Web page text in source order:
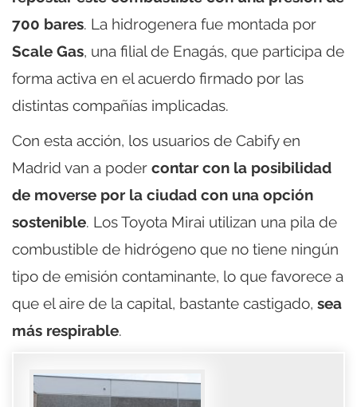
700 bares. La hidrogenera fue montada por
Scale Gas, una filial de Enagás, que participa de
forma activa en el acuerdo firmado por las
distintas compañías implicadas.
Con esta acción, los usuarios de Cabify en
Madrid van a poder contar con la posibilidad
de moverse por la ciudad con una opción
sostenible. Los Toyota Mirai utilizan una pila de
combustible de hidrógeno que no tiene ningún
tipo de emisión contaminante, lo que favorece a
que el aire de la capital, bastante castigado, sea
más respirable.